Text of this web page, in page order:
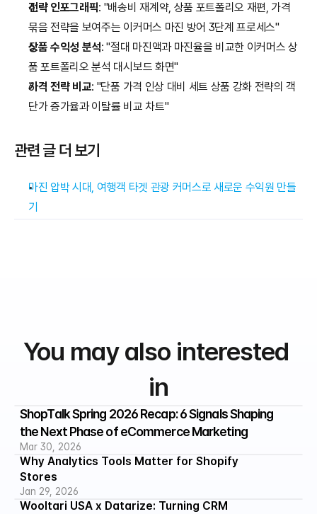
전략 인포그래픽: "배송비 재계약, 상품 포트폴리오 재편, 가격
묶음 전략을 보여주는 이커머스 마진 방어 3단계 프로세스"
상품 수익성 분석: "절대 마진액과 마진율을 비교한 이커머스 상
품 포트폴리오 분석 대시보드 화면"
가격 전략 비교: "단품 가격 인상 대비 세트 상품 강화 전략의 객
단가 증가율과 이탈률 비교 차트"
관련 글 더 보기
마진 압박 시대, 여행객 타겟 관광 커머스로 새로운 수익원 만들
기
You may also interested
in
ShopTalk Spring 2026 Recap: 6 Signals Shaping
the Next Phase of eCommerce Marketing
Mar 30, 2026
Why Analytics Tools Matter for Shopify
Stores
Jan 29, 2026
Wooltari USA x Datarize: Turning CRM